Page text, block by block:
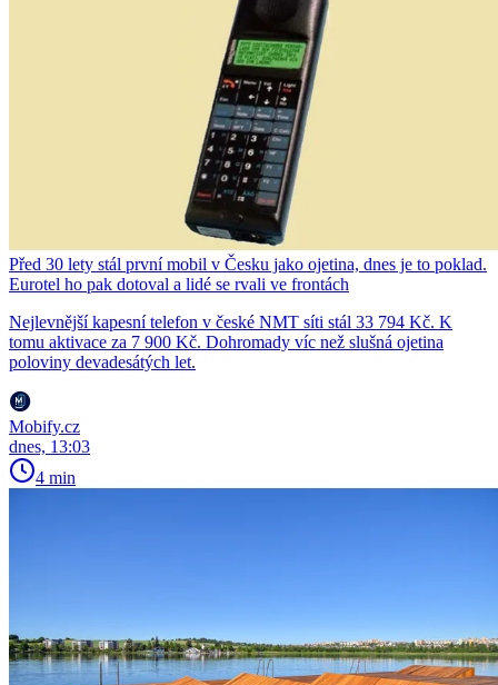
Před 30 lety stál první mobil v Česku jako ojetina, dnes je to poklad.
Eurotel ho pak dotoval a lidé se rvali ve frontách
Nejlevnější kapesní telefon v české NMT síti stál 33 794 Kč. K
tomu aktivace za 7 900 Kč. Dohromady víc než slušná ojetina
poloviny devadesátých let.
Mobify.cz
dnes, 13:03
4 min